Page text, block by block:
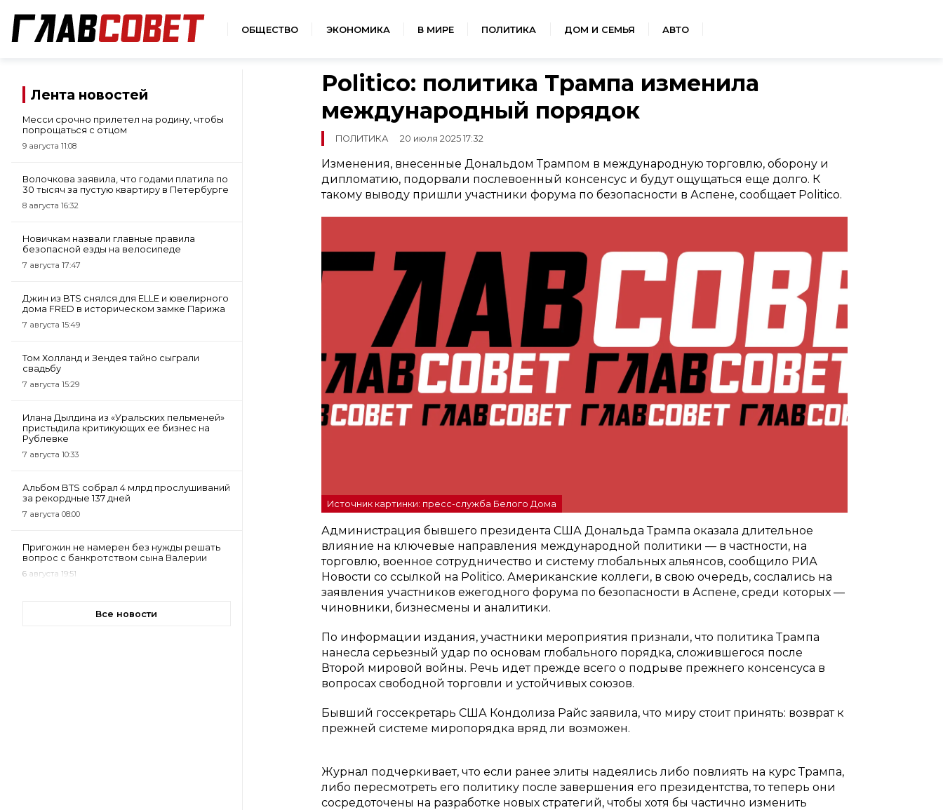
ОБЩЕСТВО ЭКОНОМИКА В МИРЕ ПОЛИТИКА ДОМ И СЕМЬЯ АВТО
Лента новостей
Месси срочно прилетел на родину, чтобы
попрощаться с отцом
9 августа 11:08
Волочкова заявила, что годами платила по
30 тысяч за пустую квартиру в Петербурге
8 августа 16:32
Новичкам назвали главные правила
безопасной езды на велосипеде
7 августа 17:47
Джин из BTS снялся для ELLE и ювелирного
дома FRED в историческом замке Парижа
7 августа 15:49
Том Холланд и Зендея тайно сыграли
свадьбу
7 августа 15:29
Илана Дылдина из «Уральских пельменей»
пристыдила критикующих ее бизнес на
Рублевке
7 августа 10:33
Альбом BTS собрал 4 млрд прослушиваний
за рекордные 137 дней
7 августа 08:00
Пригожин не намерен без нужды решать
вопрос с банкротством сына Валерии
6 августа 19:51
Все новости
Politico: политика Трампа изменила
международный порядок
ПОЛИТИКА 20 июля 2025 17:32
Изменения, внесенные Дональдом Трампом в международную торговлю, оборону и
дипломатию, подорвали послевоенный консенсус и будут ощущаться еще долго. К
такому выводу пришли участники форума по безопасности в Аспене, сообщает Politico.
Источник картинки: пресс-служба Белого Дома
Администрация бывшего президента США Дональда Трампа оказала длительное
влияние на ключевые направления международной политики — в частности, на
торговлю, военное сотрудничество и систему глобальных альянсов, сообщило РИА
Новости со ссылкой на Politico. Американские коллеги, в свою очередь, сослались на
заявления участников ежегодного форума по безопасности в Аспене, среди которых —
чиновники, бизнесмены и аналитики.
По информации издания, участники мероприятия признали, что политика Трампа
нанесла серьезный удар по основам глобального порядка, сложившегося после
Второй мировой войны. Речь идет прежде всего о подрыве прежнего консенсуса в
вопросах свободной торговли и устойчивых союзов.
Бывший госсекретарь США Кондолиза Райс заявила, что миру стоит принять: возврат к
прежней системе миропорядка вряд ли возможен.
Журнал подчеркивает, что если ранее элиты надеялись либо повлиять на курс Трампа,
либо пересмотреть его политику после завершения его президентства, то теперь они
сосредоточены на разработке новых стратегий, чтобы хотя бы частично изменить